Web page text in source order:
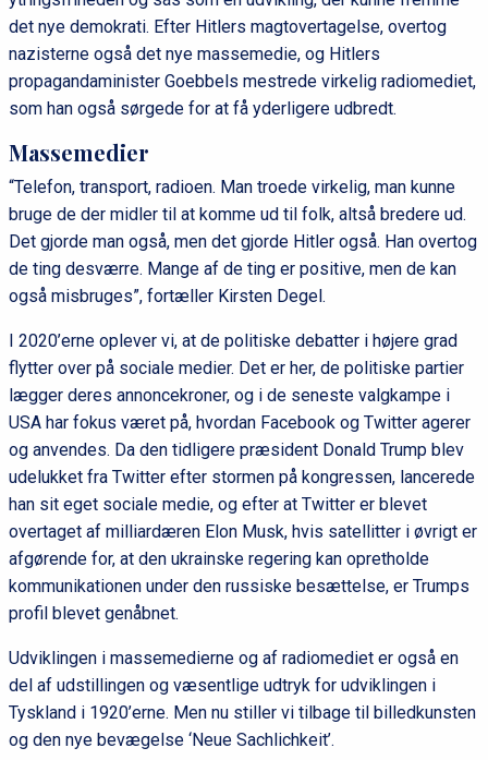
det nye demokrati. Efter Hitlers magtovertagelse, overtog
nazisterne også det nye massemedie, og Hitlers
propagandaminister Goebbels mestrede virkelig radiomediet,
som han også sørgede for at få yderligere udbredt.
Massemedier
“Telefon, transport, radioen. Man troede virkelig, man kunne
bruge de der midler til at komme ud til folk, altså bredere ud.
Det gjorde man også, men det gjorde Hitler også. Han overtog
de ting desværre. Mange af de ting er positive, men de kan
også misbruges”, fortæller Kirsten Degel.
I 2020’erne oplever vi, at de politiske debatter i højere grad
flytter over på sociale medier. Det er her, de politiske partier
lægger deres annoncekroner, og i de seneste valgkampe i
USA har fokus været på, hvordan Facebook og Twitter agerer
og anvendes. Da den tidligere præsident Donald Trump blev
udelukket fra Twitter efter stormen på kongressen, lancerede
han sit eget sociale medie, og efter at Twitter er blevet
overtaget af milliardæren Elon Musk, hvis satellitter i øvrigt er
afgørende for, at den ukrainske regering kan opretholde
kommunikationen under den russiske besættelse, er Trumps
profil blevet genåbnet.
Udviklingen i massemedierne og af radiomediet er også en
del af udstillingen og væsentlige udtryk for udviklingen i
Tyskland i 1920’erne. Men nu stiller vi tilbage til billedkunsten
og den nye bevægelse ‘Neue Sachlichkeit’.